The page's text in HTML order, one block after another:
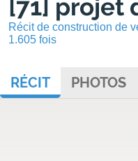
[71] projet
Récit de construction de
1.605 fois
RÉCIT PHOTOS